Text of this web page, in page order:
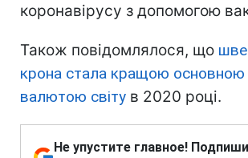
коронавірусу з допомогою
Також повідомлялося, що
крона стала кращою основною
валютою світу в 2020 році.
Не упустите главное!